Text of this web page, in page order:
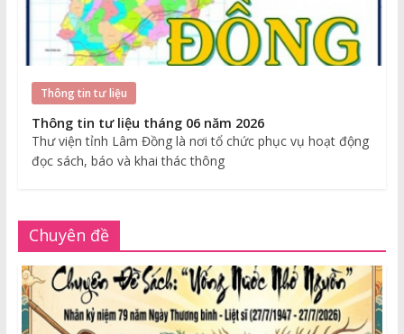
Thông tin tư liệu
Thông tin tư liệu tháng 06 năm 2026
Thư viện tỉnh Lâm Đồng là nơi tổ chức phục vụ hoạt động
đọc sách, báo và khai thác thông
Chuyên đề